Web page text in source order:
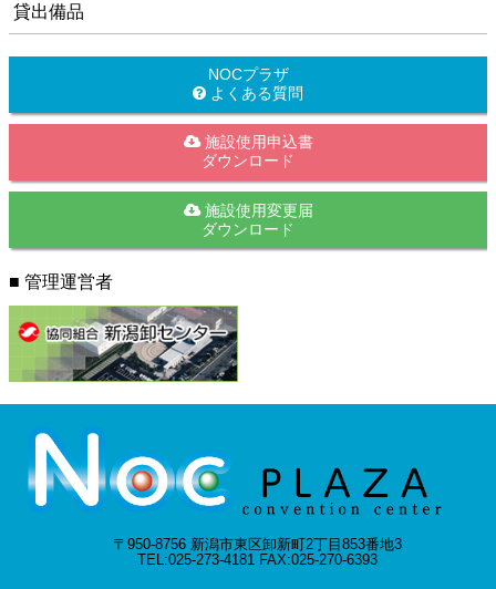
貸出備品
NOCプラザ
よくある質問
施設使用申込書
ダウンロード
施設使用変更届
ダウンロード
■ 管理運営者
〒950-8756 新潟市東区卸新町2丁目853番地3
TEL:025-273-4181 FAX:025-270-6393